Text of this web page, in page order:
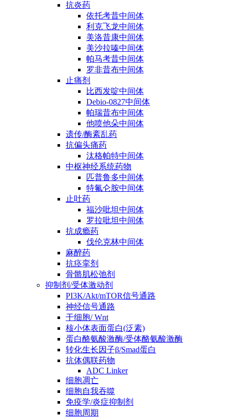
抗炎药
依托考昔中间体
利克飞龙中间体
美洛昔康中间体
美沙拉嗪中间体
帕马考昔中间体
罗非昔布中间体
止痛剂
比西发啶中间体
Debio-0827中间体
帕瑞昔布中间体
他喷他朵中间体
遗传/酶紊乱药
抗偏头痛药
汰格帕特中间体
中枢神经系统药物
匹普鲁多中间体
特氟仑胺中间体
止吐药
福沙吡坦中间体
罗拉吡坦中间体
抗成瘾药
伐伦克林中间体
麻醉药
抗痉挛剂
骨骼肌松弛剂
抑制剂/受体激动剂
PI3K/Akt/mTOR信号通路
神经信号通路
干细胞/ Wnt
核小体表面蛋白(泛素)
蛋白酪氨酸激酶/受体酪氨酸激酶
转化生长因子β/Smad蛋白
抗体偶联药物
ADC Linker
细胞凋亡
细胞自我吞噬
免疫学/炎症抑制剂
细胞周期